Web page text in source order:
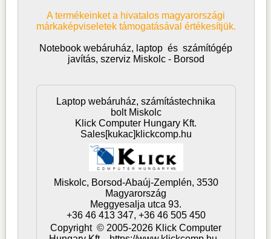
A termékeinket a hivatalos magyarországi
márkaképviseletek támogatásával értékesítjük.
Notebook webáruház, laptop ésszámítógép
javítás, szerviz Miskolc - Borsod
Laptop webáruház, számítástechnika
bolt Miskolc
Klick Computer Hungary Kft.
Sales[kukac]klickcomp.hu
Miskolc, Borsod-Abaúj-Zemplén, 3530
Magyarország
Meggyesalja utca 93.
+36 46 413 347, +36 46 505 450
Copyright © 2005-2026 Klick Computer